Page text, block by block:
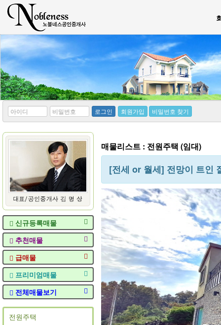
*
아
디
*
비
번
호
로그인 회원가입 비밀번호 찾기
신규등록매물
추천매물
급매물
프리미엄매물
전체매물보기
전원주택
매물리스트 : 전원주택 (임대)
[전세 or 월세] 전망이 트인